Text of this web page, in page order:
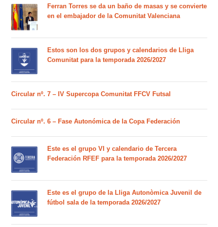
Ferran Torres se da un baño de masas y se convierte
en el embajador de la Comunitat Valenciana
Estos son los dos grupos y calendarios de Lliga
Comunitat para la temporada 2026/2027
Circular nº. 7 – IV Supercopa Comunitat FFCV Futsal
Circular nº. 6 – Fase Autonómica de la Copa Federación
Este es el grupo VI y calendario de Tercera
Federación RFEF para la temporada 2026/2027
Este es el grupo de la Lliga Autonòmica Juvenil de
fútbol sala de la temporada 2026/2027